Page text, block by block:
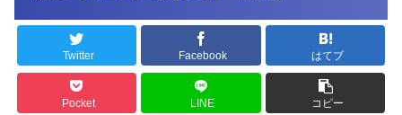
Twitter Facebook はてブ
Pocket LINE コピー